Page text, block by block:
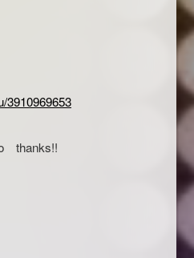
3910969653
thanks!!